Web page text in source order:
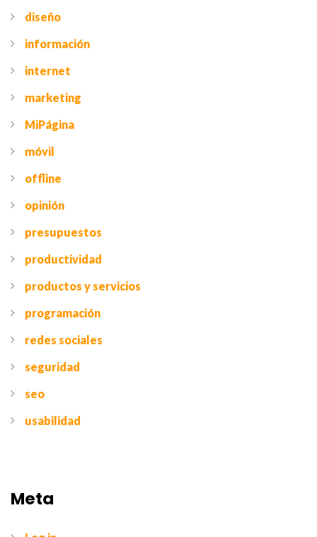
diseño
información
internet
marketing
MiPágina
móvil
offline
opinión
presupuestos
productividad
productos y servicios
programación
redes sociales
seguridad
seo
usabilidad
Meta